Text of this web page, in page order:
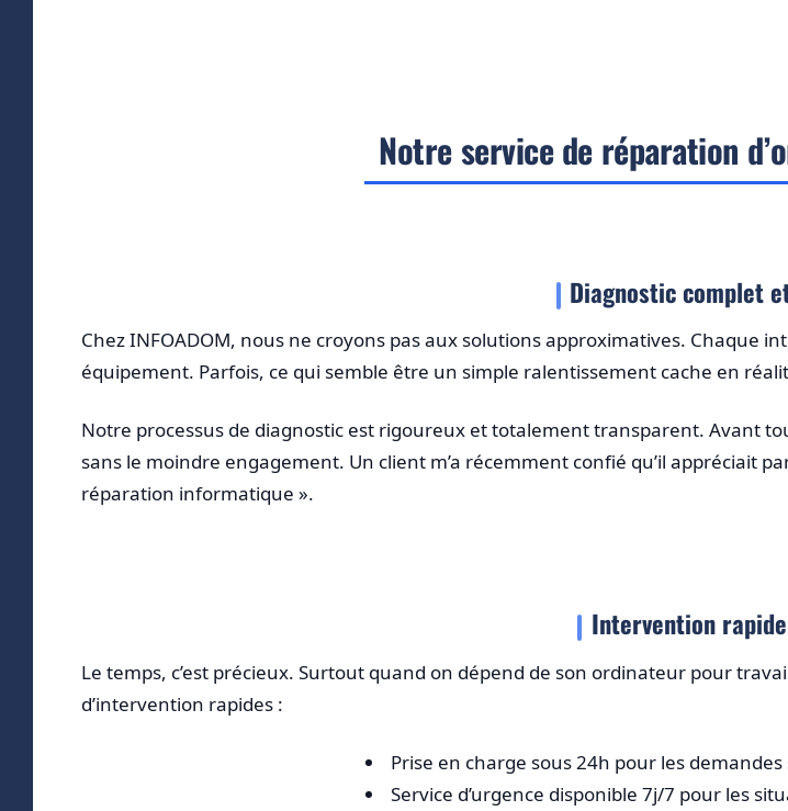
Notre service de réparation
Diagnostic complet
Chez INFOADOM, nous ne croyons pas aux solutions approximatives. Chaque
équipement. Parfois, ce qui semble être un simple ralentissement cache en
Notre processus de diagnostic est rigoureux et totalement transparent. Avant
sans le moindre engagement. Un client m’a récemment confié qu’il appréciait
réparation informatique ».
Intervention
Le temps, c’est précieux. Surtout quand on dépend de son ordinateur pour
d’intervention rapides :
Prise en charge sous 24h pour les
Service d’urgence disponible 7j/7 pour les